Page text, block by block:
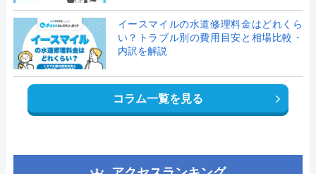
イースマイルの水道修理料金はどれくら
い？トラブル別の費用目安と相場比較・
内訳を解説
コラム一覧を見る